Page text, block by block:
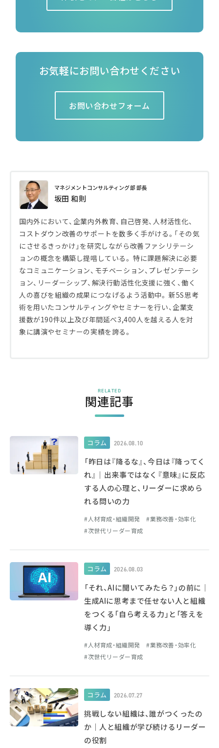
お気軽にお問い合わせください
お問い合わせフォーム
マネジメントコンサルティング部 部長
坂田 和則
国内外において、企業内外教育、自己啓発、人材活性化、
コストダウン改善のサポートを数多く手がける。「その気
にさせるきっかけ」を研究しながら改善ファシリテーシ
ョンの概念を構築し提唱している。 特に課題解決に必要
なコミュニケーション、モチベーション、プレゼンテーシ
ョン、リーダーシップ、解決行動活性化支援に強く、働く
人の喜びを組織の成果につなげるよう活動中。 新5S思考
術を用いたコンサルティングやセミナーを行い、企業支
援数が190件以上及び年間延べ3,400人を越える人を対
象に講演やセミナーの実績を誇る。
RELATED
関連記事
コラム 2026.08.10
「昨日は『降るな』、今日は『降ってく
れ』｜出来事ではなく『意味』に反応
する人の心理と、リーダーに求めら
れる問いの力
人材育成・組織開発
業務改善・効率化
次世代リーダー育成
コラム 2026.08.03
「それ、AIに聞いてみたら？」の前に｜
生成AIに思考まで任せない人と組織
をつくる「自ら考える力」と「答えを
導く力」
人材育成・組織開発
業務改善・効率化
次世代リーダー育成
コラム 2026.07.27
挑戦しない組織は、誰がつくったの
か｜人と組織が学び続けるリーダー
の役割